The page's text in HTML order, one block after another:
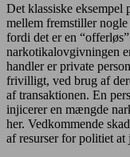
Det klassiske
mellem fremstiller
fordi det er en
narkotikalovgivningen
handler er private
frivilligt, ved brug af
af transaktionen. En
injicerer en mængde
her. Vedkommende
af resurser for politiet at